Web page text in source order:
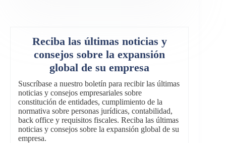
Reciba las últimas noticias y
consejos sobre la expansión
global de su empresa
Suscríbase a nuestro boletín para recibir las últimas
noticias y consejos empresariales sobre
constitución de entidades, cumplimiento de la
normativa sobre personas jurídicas, contabilidad,
back office y requisitos fiscales. Reciba las últimas
noticias y consejos sobre la expansión global de su
empresa.